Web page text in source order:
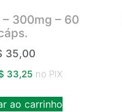
300mg – 60
35,00
33,25 no PIX
ao carrinho